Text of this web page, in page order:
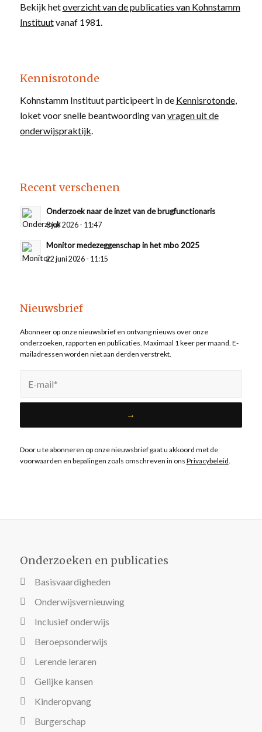
Bekijk hetoverzicht van de publicaties van Kohnstamm
Instituutvanaf 1981.
Kennisrotonde
Kohnstamm Instituut participeert in de Kennisrotonde,
loket voor snelle beantwoording vanvragen uit de
onderwijspraktijk.
Recent verschenen
Onderzoek naar de inzet van de brugfunctionaris
8 juli 2026 - 11:47
Monitor medezeggenschap in het mbo 2025
22 juni 2026 - 11:15
Nieuwsbrief
Abonneer op onze nieuwsbrief en ontvang nieuws over onze
onderzoeken, rapporten en publicaties. Maximaal 1 keer per maand. E-
mailadressen worden niet aan derden verstrekt.
Door u te abonneren op onze nieuwsbrief gaat u akkoord met de
voorwaarden en bepalingen zoals omschreven in ons Privacybeleid
Onderzoeken en publicaties
Basisvaardigheden
Onderwijsvernieuwing
Inclusief onderwijs
Beroepsonderwijs
Lerende leraren
Gelijke kansen
Kinderopvang
Burgerschap